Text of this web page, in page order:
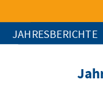
JAHRESBERICHTE